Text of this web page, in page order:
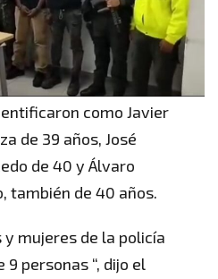
como Javier
de 39 años, José
de 40 y Álvaro
también de 40 años.
mujeres de la policía
personas “, dijo el